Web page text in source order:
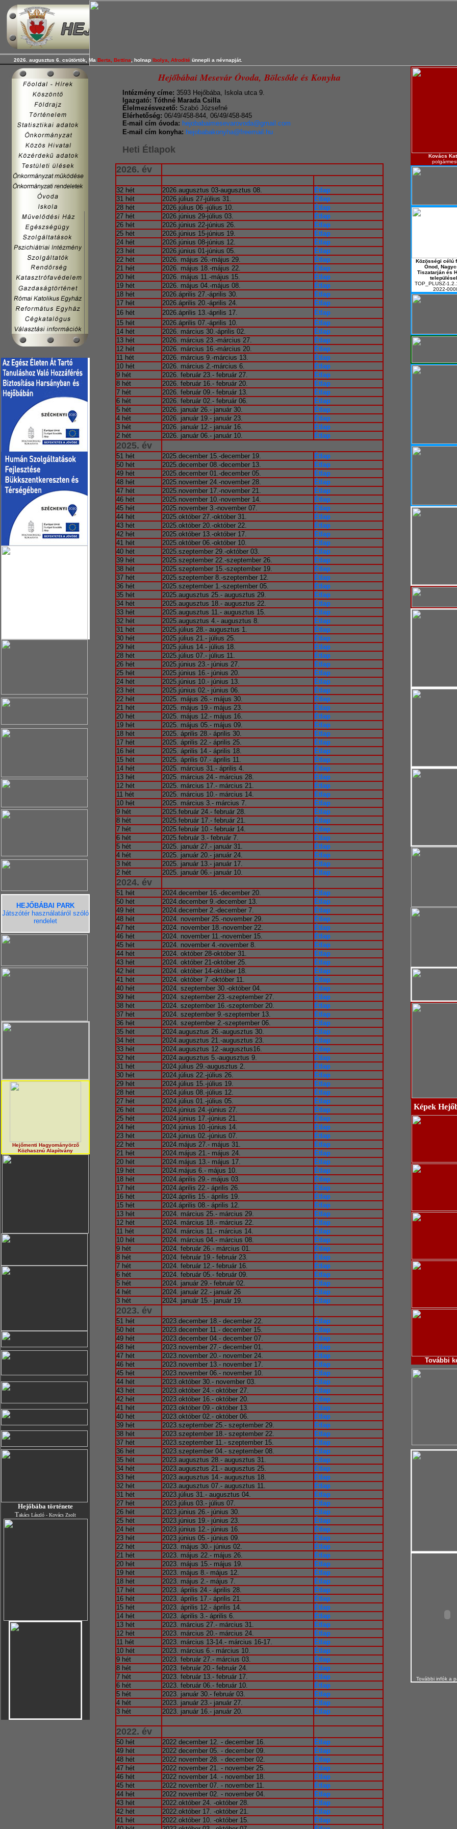
HEJŐBÁBAI PARK
Játszótér használatáról szóló
rendelet
Hejőmenti Hagyományörző
Közhasznú Alapítvány
Hejőbába története
Takács László - Kovács Zsolt
Hejőbábai Mesevár Óvoda, Bölcsőde és Konyha
Intézmény címe: 3593 Hejőbába, Iskola utca 9.
Igazgató: Tóthné Marada Csilla
Élelmezésvezető: Szabó Józsefné
Elérhetőség: 06/49/458-844, 06/49/458-845
E-mail cím óvoda: hejobabaimesevarovoda@gmail.com
E-mail cím konyha: hejobabakonyha@freemail.hu
Heti Étlapok
2026. év
32 hét 2026.augusztus 03-augusztus 08.
Étlap
31 hét
2026.július 27-július 31.
Étlap
28 hét
2026.július 06 -július 10.
Étlap
27 hét
2026.június 29-július 03.
Étlap
26 hét
2026.június 22-június 26.
Étlap
25 hét
2026.június 15-június 19.
Étlap
24 hét
2026.június 08-június 12.
Étlap
23 hét
2026.június 01-június 05.
Étlap
22 hét
2026. május 26.-május 29.
Étlap
21 hét
2026. május 18.-május 22.
Étlap
20 hét
2026. május 11.-május 15.
Étlap
19 hét
2026. május 04.-május 08.
Étlap
18 hét
2026.április 27.-április 30.
Étlap
17 hét
2026.április 20.-április 24.
Étlap
16 hét
2026.április 13.-április 17.
Étlap
15 hét
2026.április 07.-április 10.
Étlap
14 hét
2026. március 30.-április 02.
Étlap
13 hét
2026. március 23.-március 27.
Étlap
12 hét
2026. március 16.-március 20.
Étlap
11 hét
2026. március 9.-március 13.
Étlap
10 hét
2026. március 2.-március 6.
Étlap
9 hét
2026. február 23.- február 27.
Étlap
8 hét
2026. február 16.- február 20.
Étlap
7 hét
2026. február 09.- február 13.
Étlap
6 hét
2026. február 02.- február 06.
Étlap
5 hét
2026. január 26.- január 30.
Étlap
4 hét
2026. január 19.- január 23.
Étlap
3 hét
2026. január 12.- január 16.
Étlap
2 hét
2026. január 06.- január 10. Étlap
2025. év
51 hét 2025.december 15.-december 19.
Étlap
50 hét
2025.december 08.-december 13.
Étlap
49 hét
2025.december 01.-december 05.
Étlap
48 hét
2025.november 24.-november 28.
Étlap
47 hét
2025.november 17.-november 21.
Étlap
46 hét
2025.november 10.-november 14.
Étlap
45 hét
2025.november 3.-november 07.
Étlap
44 hét
2025.október 27.-október 31.
Étlap
43 hét
2025.október 20.-október 22.
Étlap
42 hét
2025.október 13.-október 17.
Étlap
41 hét
2025.október 06.-október 10.
Étlap
40 hét
2025.szeptember 29.-október 03.
Étlap
39 hét
2025.szeptember 22.-szeptember 26.
Étlap
38 hét
2025.szeptember 15.-szeptember 19.
Étlap
37 hét
2025.szeptember 8.-szeptember 12.
Étlap
36 hét
2025.szeptember 1.-szeptember 05.
Étlap
35 hét
2025.augusztus 25.- augusztus 29.
Étlap
34 hét
2025.augusztus 18.- augusztus 22.
Étlap
33 hét
2025.augusztus 11.- augusztus 15.
Étlap
32 hét
2025.augusztus 4.- augusztus 8.
Étlap
31 hét
2025.július 28.- augusztus 1.
Étlap
30 hét
2025.július 21.- július 25.
Étlap
29 hét
2025.július 14.- július 18.
Étlap
28 hét
2025.július 07.- július 11.
Étlap
26 hét
2025.június 23.- június 27.
Étlap
25 hét
2025.június 16.- június 20.
Étlap
24 hét
2025.június 10.- június 13.
Étlap
23 hét
2025.június 02.- június 06.
Étlap
22 hét
2025. május 26.- május 30.
Étlap
21 hét
2025. május 19.- május 23.
Étlap
20 hét
2025. május 12.- május 16.
Étlap
19 hét
2025. május 05.- május 09.
Étlap
18 hét
2025. április 28.- április 30.
Étlap
17 hét
2025. április 22.- április 25.
Étlap
16 hét
2025. április 14.- április 18.
Étlap
15 hét
2025. április 07.- április 11.
Étlap
14 hét
2025. március 31.- április 4.
Étlap
13 hét
2025. március 24.- március 28.
Étlap
12 hét
2025. március 17.- március 21.
Étlap
11 hét
2025. március 10.- március 14.
Étlap
10 hét
2025. március 3.- március 7.
Étlap
9 hét
2025.február 24.- február 28.
Étlap
8 hét
2025.február 17.- február 21.
Étlap
7 hét
2025.február 10.- február 14.
Étlap
6 hét
2025.február 3.- február 7.
Étlap
5 hét
2025. január 27.- január 31.
Étlap
4 hét
2025. január 20.- január 24.
Étlap
3 hét
2025. január 13.- január 17.
Étlap
2 hét
2025. január 06.- január 10. Étlap
2024. év
51 hét 2024.december 16.-december 20.
Étlap
50 hét
2024.december 9.-december 13.
Étlap
49 hét
2024.december 2.-december 7.
Étlap
48 hét
2024. november 25.-november 29.
Étlap
47 hét
2024. november 18.-november 22.
Étlap
46 hét
2024. november 11.-november 15.
Étlap
45 hét
2024. november 4.-november 8.
Étlap
44 hét
2024. október 28-október 31.
Étlap
43 hét
2024. október 21-október 25.
Étlap
42 hét
2024. október 14-október 18.
Étlap
41 hét
2024. október 7.-október 11.
Étlap
40 hét
2024. szeptember 30.-október 04.
Étlap
39 hét
2024. szeptember 23.-szeptember 27.
Étlap
38 hét
2024. szeptember 16.-szeptember 20.
Étlap
37 hét
2024. szeptember 9.-szeptember 13.
Étlap
36 hét
2024. szeptember 2.-szeptember 06.
Étlap
35 hét
2024.augusztus 26.-augusztus 30.
Étlap
34 hét
2024.augusztus 21.-augusztus 23.
Étlap
33 hét
2024.augusztus 12.-augusztus16.
Étlap
32 hét
2024.augusztus 5.-augusztus 9.
Étlap
31 hét
2024.július 29.-augusztus 2.
Étlap
30 hét
2024.július 22.-július 26.
Étlap
29 hét
2024.július 15.-július 19.
Étlap
28 hét
2024.július 08.-július 12.
Étlap
27 hét
2024.július 01.-július 05.
Étlap
26 hét
2024.június 24.-június 27.
Étlap
25 hét
2024.június 17.-június 21.
Étlap
24 hét
2024.június 10.-június 14.
Étlap
23 hét
2024.június 02.-június 07.
Étlap
22 hét
2024.május 27.- május 31.
Étlap
21 hét
2024.május 21.- május 24.
Étlap
20 hét
2024.május 13.- május 17.
Étlap
19 hét
2024.május 6.- május 10.
Étlap
18 hét
2024.április 29.- május 03.
Étlap
17 hét
2024.április 22.- április 26.
Étlap
16 hét
2024.április 15.- április 19.
Étlap
15 hét
2024.április 08.- április 12.
Étlap
13 hét
2024. március 25.- március 29.
Étlap
12 hét
2024. március 18.- március 22.
Étlap
11 hét
2024. március 11.- március 14.
Étlap
10 hét
2024. március 04.- március 08.
Étlap
9 hét
2024. február 26.- március 01.
Étlap
8 hét
2024. február 19.- február 23.
Étlap
7 hét
2024. február 12.- február 16.
Étlap
6 hét
2024. február 05.- február 09.
Étlap
5 hét
2024. január 29.- február 02.
Étlap
4 hét
2024. január 22.- január 26
Étlap
3 hét
2024. január 15.- január 19. Étlap
2023. év
51 hét 2023.december 18.- december 22.
Étlap
50 hét
2023.december 11.- december 15.
Étlap
49 hét
2023.december 04.- december 07.
Étlap
48 hét
2023.november 27.- december 01.
Étlap
47 hét
2023.november 20.- november 24.
Étlap
46 hét
2023.november 13.- november 17.
Étlap
45 hét
2023.november 06.- november 10.
Étlap
44 hét
2023.október 30.- november 03.
Étlap
43 hét
2023.október 24.- október 27.
Étlap
42 hét
2023.október 16.- október 20.
Étlap
41 hét
2023.október 09.- október 13.
Étlap
40 hét
2023.október 02.- október 06.
Étlap
39 hét
2023.szeptember 25.- szeptember 29.
Étlap
38 hét
2023.szeptember 18.- szeptember 22.
Étlap
37 hét
2023.szeptember 11.- szeptember 15.
Étlap
36 hét
2023.szeptember 04.- szeptember 08.
Étlap
35 hét
2023.augusztus 28.- augusztus 31.
Étlap
34 hét
2023.augusztus 21.- augusztus 25.
Étlap
33 hét
2023.augusztus 14.- augusztus 18.
Étlap
32 hét
2023.augusztus 07.- augusztus 11.
Étlap
31 hét
2023.július 31.- augusztus 04.
Étlap
27 hét
2023.július 03.- július 07.
Étlap
26 hét
2023.június 26.- június 30.
Étlap
25 hét
2023.június 19.- június 23.
Étlap
24 hét
2023.június 12.- június 16.
Étlap
23 hét
2023.június 05.- június 09.
Étlap
22 hét
2023. május 30.- június 02.
Étlap
21 hét
2023. május 22.- május 26.
Étlap
20 hét
2023. május 15.- május 19.
Étlap
19 hét
2023. május 8.- május 12.
Étlap
18 hét
2023. május 2.- május 7.
Étlap
17 hét
2023. április 24.- április 28.
Étlap
16 hét
2023. április 17.- április 21.
Étlap
15 hét
2023. április 12.- április 14.
Étlap
14 hét
2023. április 3.- április 6.
Étlap
13 hét
2023. március 27.- március 31.
Étlap
12 hét
2023. március 20.- március 24.
Étlap
11 hét
2023. március 13-14.- március 16-17.
Étlap
10 hét
2023. március 6.- március 10.
Étlap
9 hét
2023. február 27.- március 03.
Étlap
8 hét
2023. február 20.- február 24.
Étlap
7 hét
2023. február 13.- február 17.
Étlap
6 hét
2023. február 06.- február 10.
Étlap
5 hét
2023. január 30.- február 03.
Étlap
4 hét
2023. január 23.- január 27.
Étlap
3 hét
2023. január 16.- január 20. Étlap
2022. év
50 hét 2022 december 12. - december 16.
Étlap
49 hét
2022 december 05. - december 09.
Étlap
48 hét
2022 november 28. - december 02.
Étlap
47 hét
2022 november 21. - november 25.
Étlap
46 hét
2022 november 14. - november 18.
Étlap
45 hét
2022 november 07. - november 11.
Étlap
44 hét
2022 november 02. - november 04.
Étlap
43 hét
2022.október 24. -október 28.
Étlap
42 hét
2022.október 17. -október 21.
Étlap
41 hét
2022.október 10. -október 15.
Étlap
Kovács
Közösségi célú
Ónod,
Tiszatarján és
TOP_PLUSZ-
2022-
Képek
További
További infók a
2026. augusztus 6. csütörtök, Ma Berta, Bettina , holnap Ibolya, Afrodité ünnepli a névnapját.